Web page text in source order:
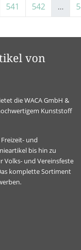
541 542 ...
von
die WACA GmbH &
Kunststoff
und
bis hin zu
Volks- und Vereinsfeste
komplette Sortiment